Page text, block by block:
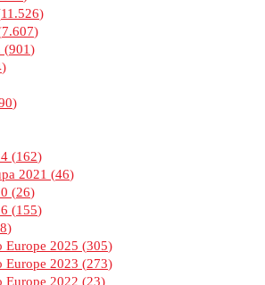
11.526
7.607
901
162
2021
46
26
155
Europe 2025
305
Europe 2023
273
Europe 2022
23